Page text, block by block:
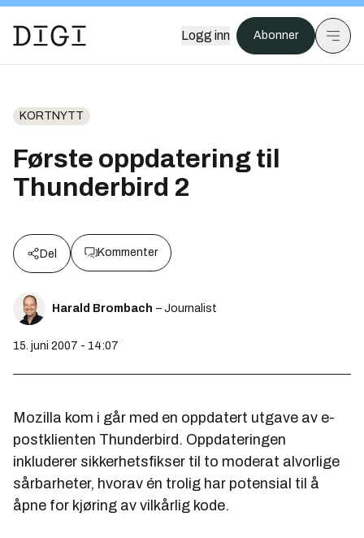
Logg inn Abonner
KORTNYTT
Første oppdatering til
Thunderbird 2
Del Kommenter
Harald Brombach – Journalist
15. juni 2007 - 14:07
Mozilla kom i går med en oppdatert utgave av e-
postklienten Thunderbird. Oppdateringen
inkluderer sikkerhetsfikser til to moderat alvorlige
sårbarheter, hvorav én trolig har potensial til å
åpne for kjøring av vilkårlig kode.